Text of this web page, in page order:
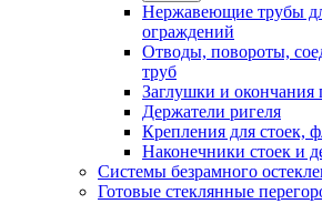
Нержавеющие трубы
ограждений
Отводы, повороты,
труб
Заглушки и окончания
Держатели ригеля
Крепления для стоек,
Наконечники стоек и
Системы безрамного
Готовые стеклянные